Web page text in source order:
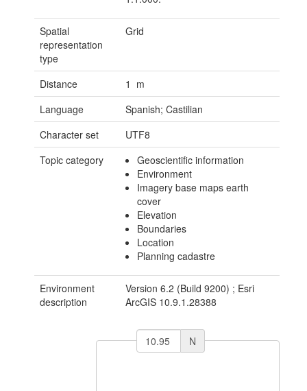
Spatial
representation
type
Grid
Distance
1 m
Language
Spanish; Castilian
Character set
UTF8
Topic category
Geoscientific information
Environment
Imagery base maps earth
cover
Elevation
Boundaries
Location
Planning cadastre
Environment
description
Version 6.2 (Build 9200) ; Esri
ArcGIS 10.9.1.28388
N